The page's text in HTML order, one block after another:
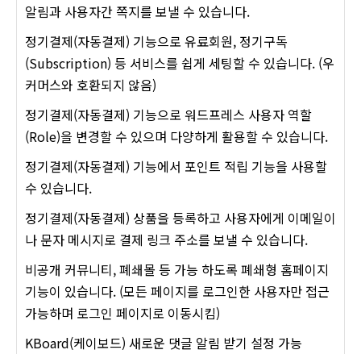
알림과 사용자간 쪽지를 보낼 수 있습니다.
정기결제(자동결제) 기능으로 유료회원, 정기구독
(Subscription) 등 서비스를 쉽게 세팅할 수 있습니다. (우
커머스와 호환되지 않음)
정기결제(자동결제) 기능으로 워드프레스 사용자 역할
(Role)을 변경할 수 있으며 다양하게 활용할 수 있습니다.
정기결제(자동결제) 기능에서 포인트 적립 기능을 사용할
수 있습니다.
정기결제(자동결제) 상품을 등록하고 사용자에게 이메일이
나 문자 메시지로 결제 링크 주소를 보낼 수 있습니다.
비공개 커뮤니티, 폐쇄몰 등 가능 하도록 폐쇄형 홈페이지
기능이 있습니다. (모든 페이지를 로그인한 사용자만 접근
가능하며 로그인 페이지로 이동시킴)
KBoard(케이보드) 새로운 댓글 알림 받기 설정 가능